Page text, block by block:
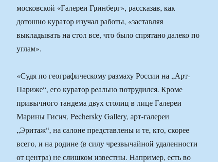
московской «Галереи Гринберг», рассказав, как
дотошно куратор изучал работы, «заставляя
выкладывать на стол все, что было спрятано далеко по
углам».
«Судя по географическому размаху России на „Арт-
Париже“, его куратор реально потрудился. Кроме
привычного тандема двух столиц в лице Галереи
Марины Гисич, Pechersky Gallery, арт-галереи
„Эритаж“, на салоне представлены и те, кто, скорее
всего, и на родине (в силу чрезвычайной удаленности
от центра) не слишком известны. Например, есть во